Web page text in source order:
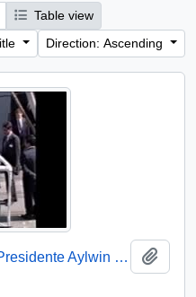
Table view
Direction: Ascending
Imágenes de la llegada del Presidente Aylwin al Buque Escuela Esmeralda en Auckland, Nueva Zelanda: video